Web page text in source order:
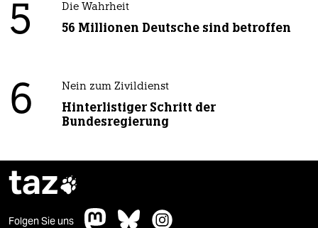
5 Die Wahrheit
56 Millionen Deutsche sind betroffen
6 Nein zum Zivildienst
Hinterlistiger Schritt der
Bundesregierung
taz
Folgen Sie uns